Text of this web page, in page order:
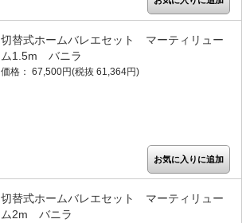
切替式ホームバレエセット マーティリュー
ム1.5m バニラ
価格： 67,500円(税抜 61,364円)
切替式ホームバレエセット マーティリュー
ム2m バニラ